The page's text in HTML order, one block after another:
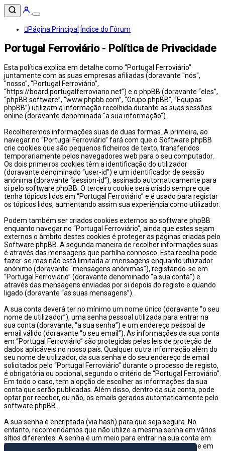
Página Principal Índice do Fórum
Portugal Ferroviário - Política de Privacidade
Esta política explica em detalhe como “Portugal Ferroviário”
juntamente com as suas empresas afiliadas (doravante "nós",
"nosso", “Portugal Ferroviário”,
“https://board.portugalferroviario.net”) e o phpBB (doravante “eles”,
“phpBB software”, “www.phpbb.com”, “Grupo phpBB”, “Equipas
phpBB”) utilizam a informação recolhida durante as suas sessões
online (doravante denominada “a sua informação”).
Recolheremos informações suas de duas formas. A primeira, ao
navegar no “Portugal Ferroviário” fará com que o Software phpBB
crie cookies que são pequenos ficheiros de texto, transferidos
temporariamente pelos navegadores web para o seu computador.
Os dois primeiros cookies têm a identificação do utilizador
(doravante denominado “user-id”) e um identificador de sessão
anónima (doravante “session-id”), assinado automaticamente para
si pelo software phpBB. O terceiro cookie será criado sempre que
tenha tópicos lidos em “Portugal Ferroviário” e é usado para registar
os tópicos lidos, aumentando assim sua experiência como utilizador.
Podem também ser criados cookies externos ao software phpBB
enquanto navegar no “Portugal Ferroviário”, ainda que estes sejam
externos o âmbito destes cookies é proteger as páginas criadas pelo
Software phpBB. A segunda maneira de recolher informações suas
é através das mensagens que partilha connosco. Esta recolha pode
fazer-se mas não está limitada a: mensagens enquanto utilizador
anónimo (doravante “mensagens anónimas”), registando-se em
“Portugal Ferroviário” (doravante denominado “a sua conta”) e
através das mensagens enviadas por si depois do registo e quando
ligado (doravante “as suas mensagens”).
A sua conta deverá ter no mínimo um nome único (doravante “o seu
nome de utilizador”), uma senha pessoal utilizada para entrar na
sua conta (doravante, “a sua senha”) e um endereço pessoal de
email válido (doravante “o seu email”). As informações da sua conta
em “Portugal Ferroviário” são protegidas pelas leis de proteção de
dados aplicáveis no nosso país. Qualquer outra informação além do
seu nome de utilizador, da sua senha e do seu endereço de email
solicitados pelo “Portugal Ferroviário” durante o processo de registo,
é obrigatória ou opcional, segundo o critério de “Portugal Ferroviário”.
Em todo o caso, tem a opção de escolher as informações da sua
conta que serão publicadas. Além disso, dentro da sua conta, pode
optar por receber, ou não, os emails gerados automaticamente pelo
software phpBB.
A sua senha é encriptada (via hash) para que seja segura. No
entanto, recomendamos que não utilize a mesma senha em vários
sítios diferentes. A senha é um meio para entrar na sua conta em
“Portugal Ferroviário”, então por favor guarde-a com cuidado e em